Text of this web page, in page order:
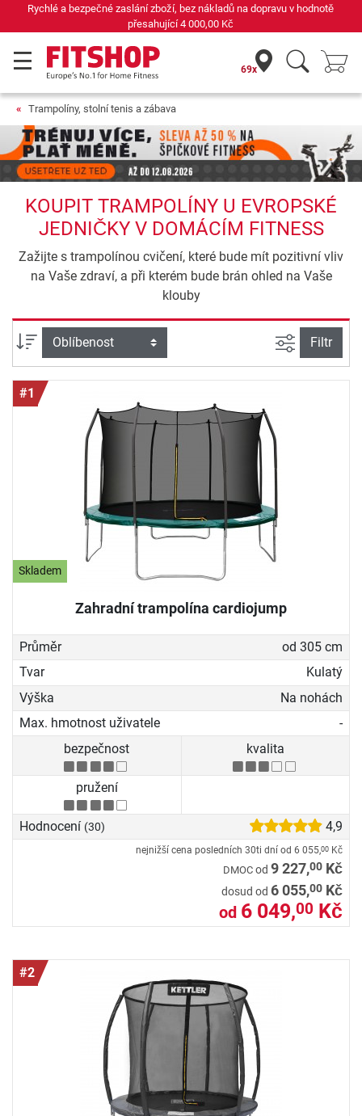
Již 42 let váš odborník na domácí fitness
69x
Trampolíny, stolní tenis a zábava
KOUPIT TRAMPOLÍNY U EVROPSKÉ
JEDNIČKY V DOMÁCÍM FITNESS
Zažijte s trampolínou cvičení, které bude mít pozitivní vliv
na Vaše zdraví, a při kterém bude brán ohled na Vaše
klouby
Třídění Filtrovat
Filtr
#1
Skladem
Zahradní trampolína cardiojump
Průměr
od 305 cm
Tvar
Kulatý
Výška
Na nohách
Max. hmotnost uživatele
-
bezpečnost
kvalita
pružení
Hodnocení (30) 4,9
nejnižší cena posledních 30ti dní od 6 055,00 Kč
DMOC od 9 227,00 Kč
dosud od 6 055,00 Kč
od 6 049,00 Kč
#2